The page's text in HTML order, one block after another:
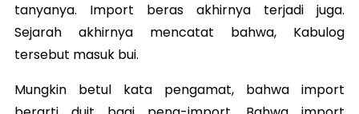
tanyanya. Import beras akhirnya terjadi juga.
Sejarah akhirnya mencatat bahwa, Kabulog
tersebut masuk bui.
Mungkin betul kata pengamat, bahwa import